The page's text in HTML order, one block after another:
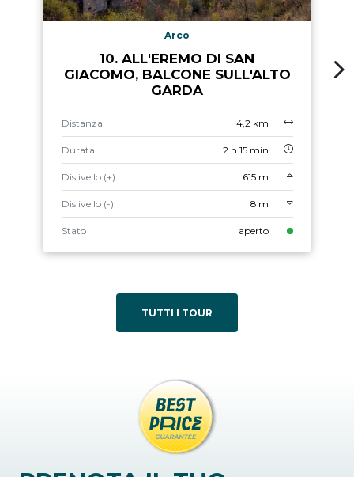
Arco
10. ALL'EREMO DI SAN
GIACOMO, BALCONE SULL'ALTO
GARDA
Distanza 4,2 km
Durata 2 h 15 min
Dislivello (+) 615 m
Dislivello (-) 8 m
Stato aperto
TUTTI I TOUR